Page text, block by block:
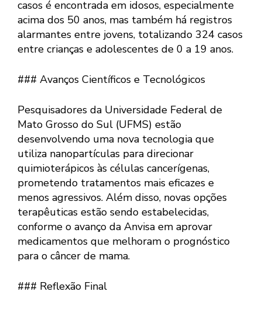
casos é encontrada em idosos, especialmente
acima dos 50 anos, mas também há registros
alarmantes entre jovens, totalizando 324 casos
entre crianças e adolescentes de 0 a 19 anos.
### Avanços Científicos e Tecnológicos
Pesquisadores da Universidade Federal de
Mato Grosso do Sul (UFMS) estão
desenvolvendo uma nova tecnologia que
utiliza nanopartículas para direcionar
quimioterápicos às células cancerígenas,
prometendo tratamentos mais eficazes e
menos agressivos. Além disso, novas opções
terapêuticas estão sendo estabelecidas,
conforme o avanço da Anvisa em aprovar
medicamentos que melhoram o prognóstico
para o câncer de mama.
### Reflexão Final